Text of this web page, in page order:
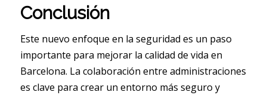
Conclusión
Este nuevo enfoque en la seguridad es un paso
importante para mejorar la calidad de vida en
Barcelona. La colaboración entre administraciones
es clave para crear un entorno más seguro y